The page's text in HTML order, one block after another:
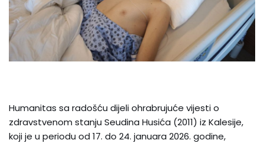
Humanitas sa radošću dijeli ohrabrujuće vijesti o
zdravstvenom stanju Seudina Husića (2011) iz Kalesije,
koji je u periodu od 17. do 24. januara 2026. godine,